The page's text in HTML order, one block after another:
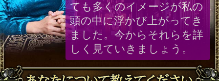
ても多くのイメージが私の
頭の中に浮かび上がってき
ました。今からそれらを詳
しく見ていきましょう。